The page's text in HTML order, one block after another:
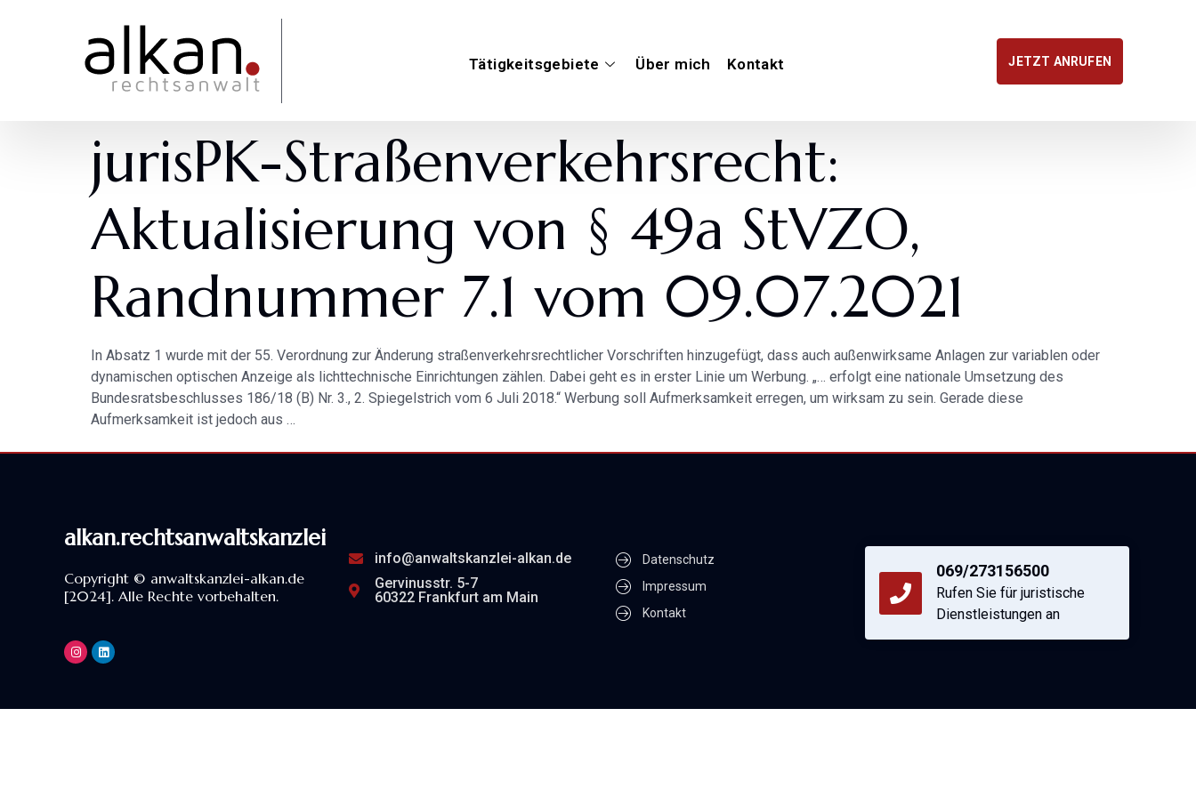
Tätigkeitsgebiete Über mich Kontakt JETZT ANRUFEN
jurisPK-Straßenverkehrsrecht:
Aktualisierung von § 49a StVZO,
Randnummer 7.1 vom 09.07.2021
In Absatz 1 wurde mit der 55. Verordnung zur Änderung straßenverkehrsrechtlicher Vorschriften hinzugefügt, dass auch außenwirksame Anlagen zur variablen oder
dynamischen optischen Anzeige als lichttechnische Einrichtungen zählen. Dabei geht es in erster Linie um Werbung. „… erfolgt eine nationale Umsetzung des
Bundesratsbeschlusses 186/18 (B) Nr. 3., 2. Spiegelstrich vom 6 Juli 2018.“ Werbung soll Aufmerksamkeit erregen, um wirksam zu sein. Gerade diese
Aufmerksamkeit ist jedoch aus …
alkan.rechtsanwaltskanzlei
Copyright © anwaltskanzlei-alkan.de
[2024]. Alle Rechte vorbehalten.
info@anwaltskanzlei-alkan.de
Gervinusstr. 5-7
60322 Frankfurt am Main
Datenschutz
Impressum
Kontakt
069/273156500
Rufen Sie für juristische
Dienstleistungen an